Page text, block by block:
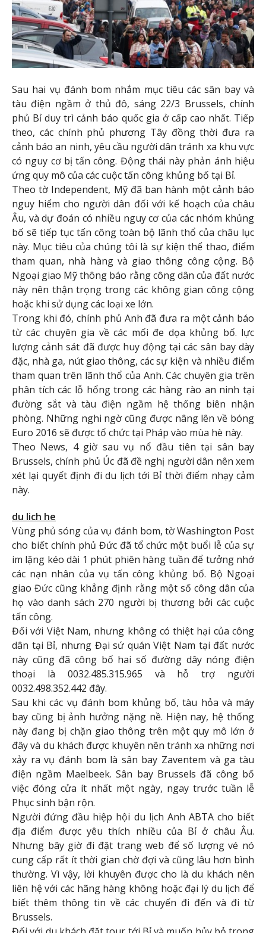
Sau hai vụ đánh bom nhắm mục tiêu các sân bay và
tàu điện ngầm ở thủ đô, sáng 22/3 Brussels, chính
phủ Bỉ duy trì cảnh báo quốc gia ở cấp cao nhất. Tiếp
theo, các chính phủ phương Tây đồng thời đưa ra
cảnh báo an ninh, yêu cầu người dân tránh xa khu vực
có nguy cơ bị tấn công. Động thái này phản ánh hiệu
ứng quy mô của các cuộc tấn công khủng bố tại Bỉ.
Theo tờ Independent, Mỹ đã ban hành một cảnh báo
nguy hiểm cho người dân đối với kế hoạch của châu
Âu, và dự đoán có nhiều nguy cơ của các nhóm khủng
bố sẽ tiếp tục tấn công toàn bộ lãnh thổ của châu lục
này. Mục tiêu của chúng tôi là sự kiện thể thao, điểm
tham quan, nhà hàng và giao thông công cộng. Bộ
Ngoại giao Mỹ thông báo rằng công dân của đất nước
này nên thận trọng trong các không gian công cộng
hoặc khi sử dụng các loại xe lớn.
Trong khi đó, chính phủ Anh đã đưa ra một cảnh báo
từ các chuyên gia về các mối đe dọa khủng bố. lực
lượng cảnh sát đã được huy động tại các sân bay dày
đặc, nhà ga, nút giao thông, các sự kiện và nhiều điểm
tham quan trên lãnh thổ của Anh. Các chuyên gia trên
phân tích các lỗ hổng trong các hàng rào an ninh tại
đường sắt và tàu điện ngầm hệ thống biên nhận
phòng. Những nghi ngờ cũng được nâng lên về bóng
Euro 2016 sẽ được tổ chức tại Pháp vào mùa hè này.
Theo News, 4 giờ sau vụ nổ đầu tiên tại sân bay
Brussels, chính phủ Úc đã đề nghị người dân nên xem
xét lại quyết định đi du lịch tới Bỉ thời điểm nhạy cảm
này.
du lich he
Vùng phủ sóng của vụ đánh bom, tờ Washington Post
cho biết chính phủ Đức đã tổ chức một buổi lễ của sự
im lặng kéo dài 1 phút phiên hàng tuần để tưởng nhớ
các nạn nhân của vụ tấn công khủng bố. Bộ Ngoại
giao Đức cũng khẳng định rằng một số công dân của
họ vào danh sách 270 người bị thương bởi các cuộc
tấn công.
Đối với Việt Nam, nhưng không có thiệt hại của công
dân tại Bỉ, nhưng Đại sứ quán Việt Nam tại đất nước
này cũng đã công bố hai số đường dây nóng điện
thoại là 0032.485.315.965 và hỗ trợ người
0032.498.352.442 đây.
Sau khi các vụ đánh bom khủng bố, tàu hỏa và máy
bay cũng bị ảnh hưởng nặng nề. Hiện nay, hệ thống
này đang bị chặn giao thông trên một quy mô lớn ở
đây và du khách được khuyên nên tránh xa những nơi
xảy ra vụ đánh bom là sân bay Zaventem và ga tàu
điện ngầm Maelbeek. Sân bay Brussels đã công bố
việc đóng cửa ít nhất một ngày, ngay trước tuần lễ
Phục sinh bận rộn.
Người đứng đầu hiệp hội du lịch Anh ABTA cho biết
địa điểm được yêu thích nhiều của Bỉ ở châu Âu.
Nhưng bây giờ đi đặt trang web để số lượng vé nó
cung cấp rất ít thời gian chờ đợi và cũng lâu hơn bình
thường. Vì vậy, lời khuyên được cho là du khách nên
liên hệ với các hãng hàng không hoặc đại lý du lịch để
biết thêm thông tin về các chuyến đi đến và đi từ
Brussels.